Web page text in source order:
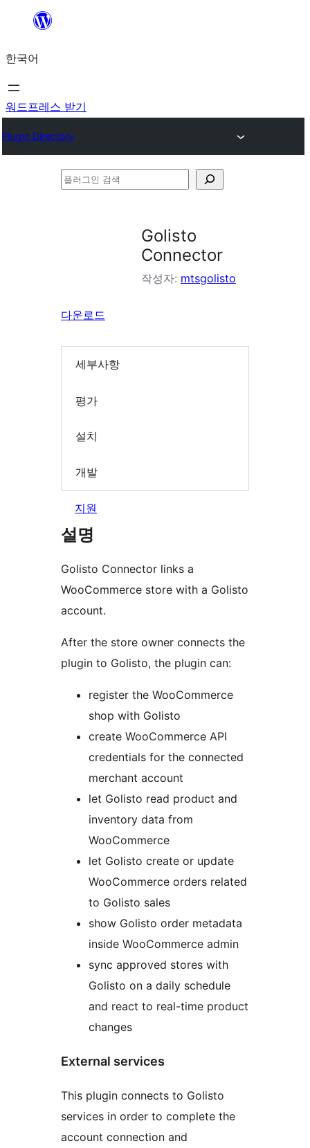
츠
로
바
가
한국어
워드프레스 받기
Plugin Directory
플
Golisto
Connector
작성자: mtsgolisto
다운로드
세부사항
평가
설치
개발
지원
설명
Golisto Connector links a
WooCommerce store with a Golisto
account.
After the store owner connects the
plugin to Golisto, the plugin can:
register the WooCommerce
shop with Golisto
create WooCommerce API
credentials for the connected
merchant account
let Golisto read product and
inventory data from
WooCommerce
let Golisto create or update
WooCommerce orders related
to Golisto sales
show Golisto order metadata
inside WooCommerce admin
sync approved stores with
Golisto on a daily schedule
and react to real-time product
changes
External services
This plugin connects to Golisto
services in order to complete the
account connection and